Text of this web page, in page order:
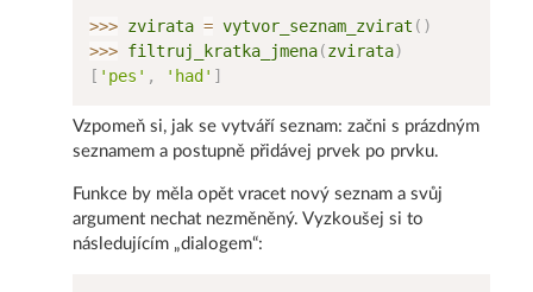
>>> zvirata = vytvor_seznam_zvirat ( )
>>> filtruj_kratka_jmena(zvirata)
[ 'pes' , 'had' ]
Vzpomeň si, jak se vytváří seznam: začni s prázdným
seznamem a postupně přidávej prvek po prvku.
Funkce by měla opět vracet nový seznam a svůj
argument nechat nezměněný. Vyzkoušej si to
následujícím „dialogem“: